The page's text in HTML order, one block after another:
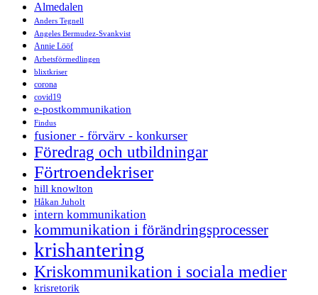
Almedalen
Anders Tegnell
Angeles Bermudez-Svankvist
Annie Lööf
Arbetsförmedlingen
blixtkriser
corona
covid19
e-postkommunikation
Findus
fusioner - förvärv - konkurser
Föredrag och utbildningar
Förtroendekriser
hill knowlton
Håkan Juholt
intern kommunikation
kommunikation i förändringsprocesser
krishantering
Kriskommunikation i sociala medier
krisretorik